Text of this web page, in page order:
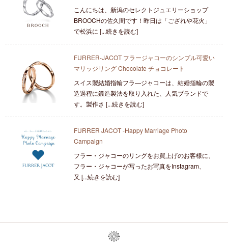
こんにちは、新潟のセレクトジュエリーショップ
BROOCHの佐久間です！昨日は「ござれや花火」
で松浜に [...続きを読む]
FURRER-JACOT フラージャコーのシンプル可愛い
マリッジリング Chocolate チョコレート
スイス製結婚指輪フラ―ジャコーは、結婚指輪の製
造過程に鍛造製法を取り入れた、人気ブランドで
す。製作さ [...続きを読む]
FURRER JACOT -Happy Marriage Photo
Campaign
フラー・ジャコーのリングをお買上げのお客様に、
フラー・ジャコーが写ったお写真をInstagram、
又 [...続きを読む]